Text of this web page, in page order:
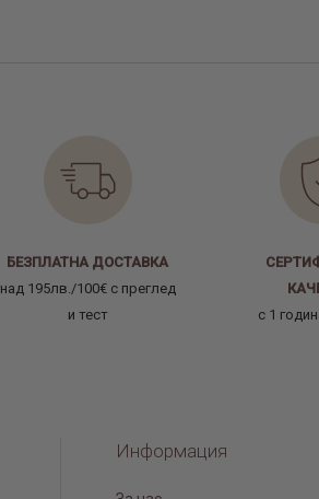
БЕЗПЛАТНА ДОСТАВКА
над 195лв./100€ с преглед
и тест
с 1
Информация